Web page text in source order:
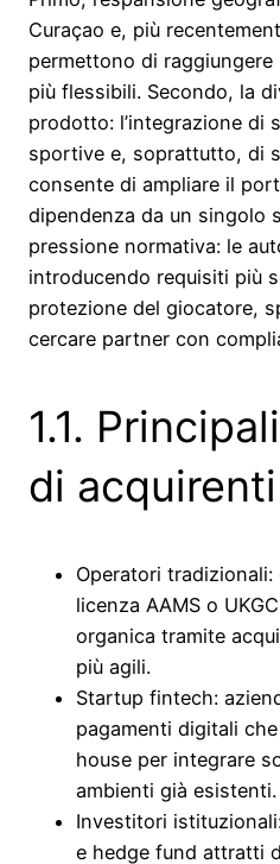
Curaçao e, più
permettono di
più flessibili. Secondo, la
prodotto: l’integrazione di
sportive e, soprattutto, di
consente di ampliare il
dipendenza da un singolo
pressione normativa: le
introducendo requisiti più
protezione del giocatore,
cercare partner con
1.1.
di acquirenti
Operatori
licenza AAMS o
organica tramite
più agili.
Startup fintech:
pagamenti digitali
house per integrare
ambienti già esistenti.
Investitori
e hedge fund attratti